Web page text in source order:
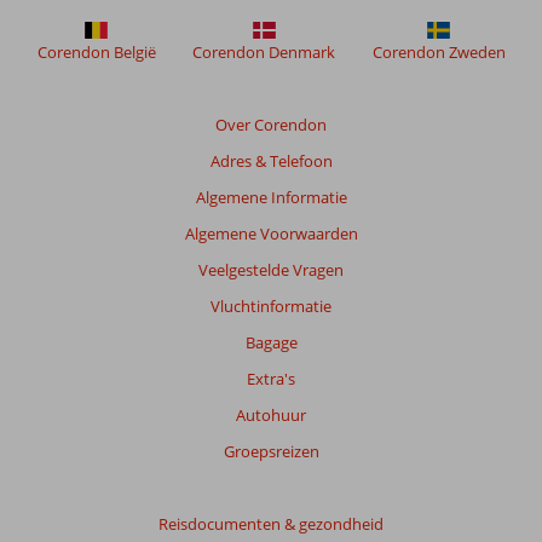
om
de
Over Corendon
Adres & Telefoon
Algemene Informatie
Algemene Voorwaarden
Veelgestelde Vragen
Vluchtinformatie
Bagage
Extra's
Autohuur
Groepsreizen
Reisdocumenten & gezondheid
Corendon België Corendon Denmark Corendon Zweden